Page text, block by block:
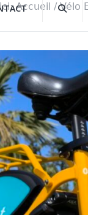
Accueil /Vélo